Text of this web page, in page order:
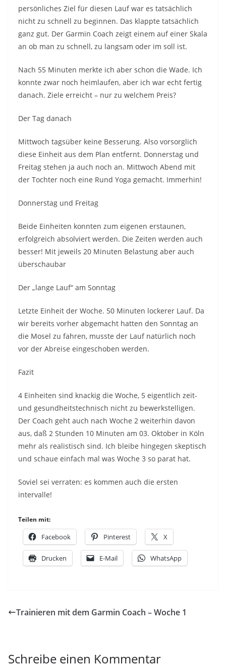
persönliches Ziel für diesen Lauf war es tatsächlich
nicht zu schnell zu beginnen. Das klappte tatsächlich
ganz gut. Der Garmin Coach zeigt einem auf einer Skala
an ob man zu schnell, zu langsam oder im soll ist.
Nach 55 Minuten merkte ich aber schon die Wade. Ich
konnte zwar noch heimlaufen, aber ich war echt fertig
danach. Ziele erreicht – nur zu welchem Preis?
Der Tag danach
Mittwoch tagsüber keine Besserung. Also vorsorglich
diese Einheit aus dem Plan entfernt. Donnerstag und
Freitag stehen ja auch noch an. Mittwoch Abend mit
der Tochter noch eine Rund Yoga gemacht. Immerhin!
Donnerstag und Freitag
Beide Einheiten konnten zum eigenen erstaunen,
erfolgreich absolviert werden. Die Zeiten werden auch
besser! Mit jeweils 20 Minuten Belastung aber auch
überschaubar
Der „lange Lauf“ am Sonntag
Letzte Einheit der Woche. 50 Minuten lockerer Lauf. Da
wir bereits vorher abgemacht hatten den Sonntag an
die Mosel zu fahren, musste der Lauf natürlich noch
vor der Abreise eingeschoben werden.
Fazit
4 Einheiten sind knackig die Woche, 5 eigentlich zeit-
und gesundheitstechnisch nicht zu bewerkstelligen.
Der Coach geht auch nach Woche 2 weiterhin davon
aus, daß 2 Stunden 10 Minuten am 03. Oktober in Köln
mehr als realistisch sind. Ich bleibe hingegen skeptisch
und schaue einfach mal was Woche 3 so parat hat.
Soviel sei verraten: es kommen auch die ersten
intervalle!
Teilen mit:
Facebook Pinterest X
Drucken E-Mail WhatsApp
Trainieren mit dem Garmin Coach – Woche 1
Schreibe einen Kommentar